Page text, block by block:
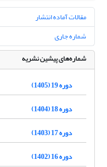
مقالات آماده انتشار
شماره جاری
شماره‌های پیشین نشریه
دوره 19 (1405)
دوره 18 (1404)
دوره 17 (1403)
دوره 16 (1402)